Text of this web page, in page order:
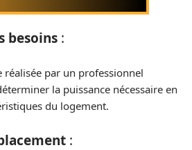
besoins :
réalisée par un professionnel
la puissance nécessaire en
du logement.
: